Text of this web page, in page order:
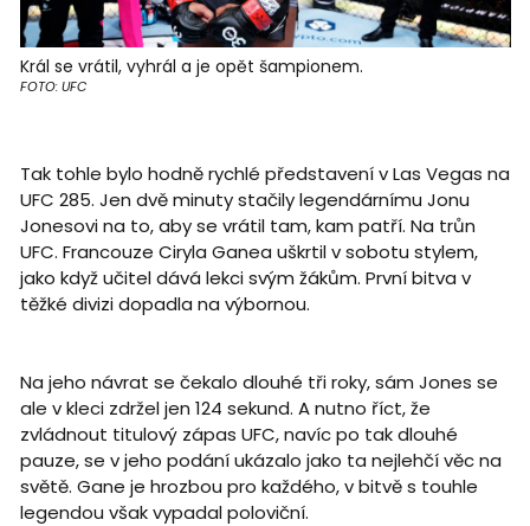
Král se vrátil, vyhrál a je opět šampionem.
FOTO: UFC
Tak tohle bylo hodně rychlé představení v Las Vegas na
UFC 285. Jen dvě minuty stačily legendárnímu Jonu
Jonesovi na to, aby se vrátil tam, kam patří. Na trůn
UFC. Francouze Ciryla Ganea uškrtil v sobotu stylem,
jako když učitel dává lekci svým žákům. První bitva v
těžké divizi dopadla na výbornou.
Na jeho návrat se čekalo dlouhé tři roky, sám Jones se
ale v kleci zdržel jen 124 sekund. A nutno říct, že
zvládnout titulový zápas UFC, navíc po tak dlouhé
pauze, se v jeho podání ukázalo jako ta nejlehčí věc na
světě. Gane je hrozbou pro každého, v bitvě s touhle
legendou však vypadal poloviční.